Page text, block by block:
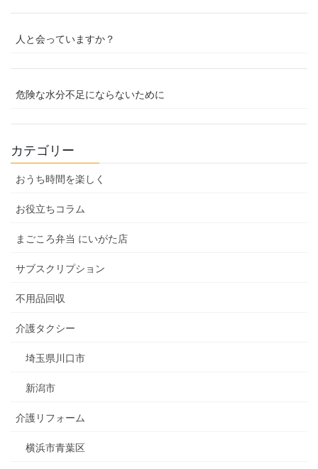
人と会っていますか？
危険な水分不足にならないために
カテゴリー
おうち時間を楽しく
お役立ちコラム
まごころ弁当 にいがた店
サブスクリプション
不用品回収
介護タクシー
埼玉県川口市
新潟市
介護リフォーム
横浜市青葉区